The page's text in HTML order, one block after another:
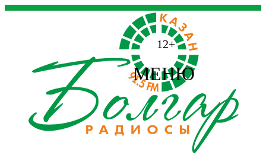
12+
МЕНЮ